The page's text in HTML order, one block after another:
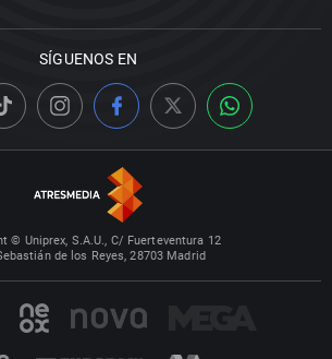
SÍGUENOS EN
© Uniprex, S.A.U., C/ Fuerteventura 12
de los Reyes, 28703 Madrid